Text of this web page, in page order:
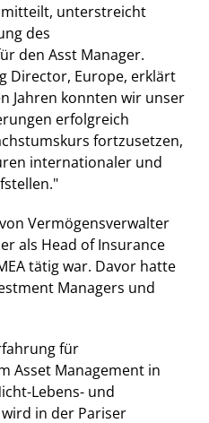
unterstreicht
des
den Asst Manager.
Director, Europe, erklärt
Jahren konnten wir unser
erfolgreich
fortzusetzen,
internationaler und
Vermögensverwalter
als Head of Insurance
tätig war. Davor hatte
Managers und
für
Asset Management in
Lebens- und
in der Pariser